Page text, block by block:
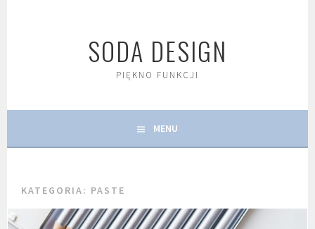
SODA DESIGN
PIĘKNO FUNKCJI
MENU
KATEGORIA: PASTE